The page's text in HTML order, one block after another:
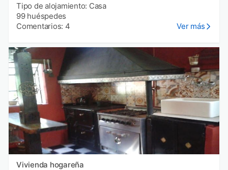
Tipo de alojamiento: Casa
99 huéspedes
Comentarios: 4
Ver más
Vivienda hogareña